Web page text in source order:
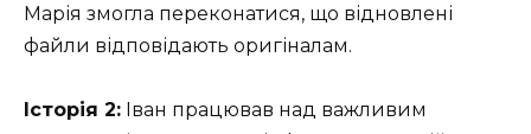
Марія змогла переконатися, що відновлені
файли відповідають оригіналам.
Історія 2: Іван працював над важливим